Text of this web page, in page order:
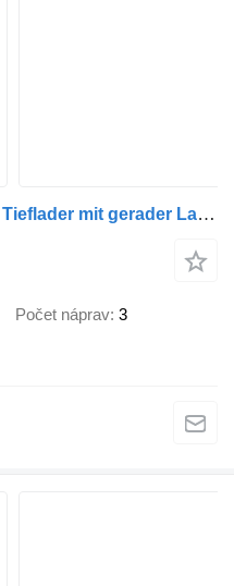
Möslein T2 Plato 8,20 2 Achs Tieflader mit gerader Ladefläche 8,20 m, Ne
Počet náprav 3